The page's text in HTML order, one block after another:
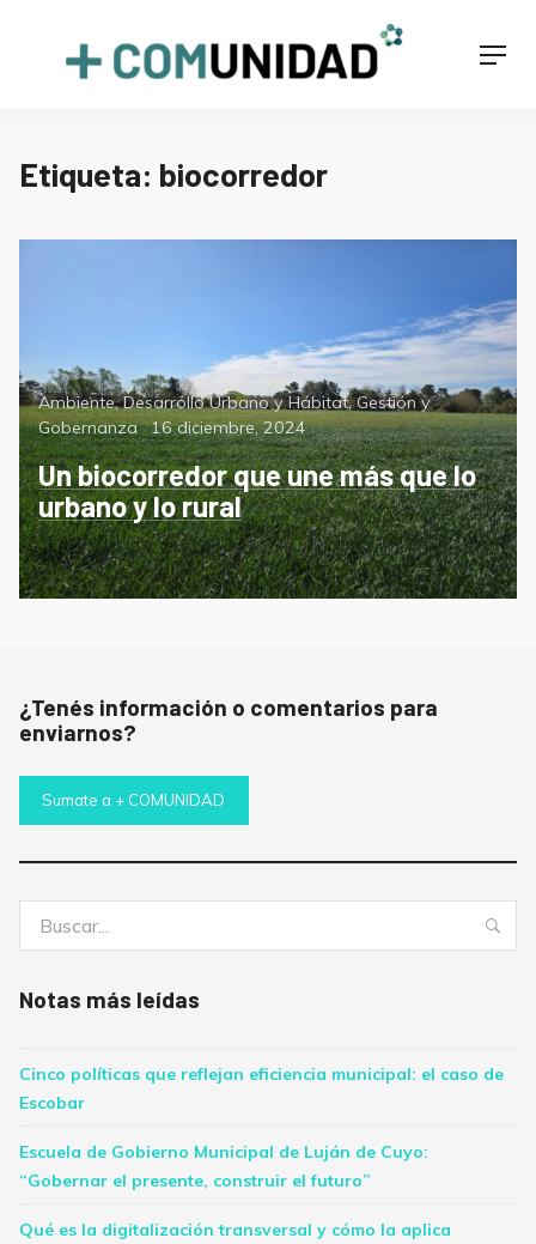
+COMUNIDAD
Etiqueta: biocorredor
Categorías
Ambiente,Desarrollo Urbano y Hábitat,Gestión y
Gobernanza Posted
on
16 diciembre, 2024
Un biocorredor que une más que lo
urbano y lo rural
¿Tenés información o comentarios para
enviarnos?
Sumate a + COMUNIDAD
Notas más leídas
Cinco políticas que reflejan eficiencia municipal: el caso de
Escobar
Escuela de Gobierno Municipal de Luján de Cuyo:
“Gobernar el presente, construir el futuro”
Qué es la digitalización transversal y cómo la aplica